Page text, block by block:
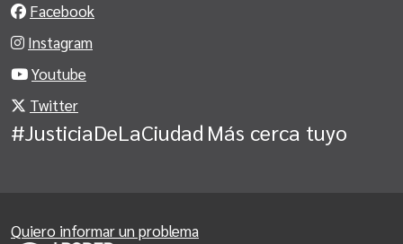
Facebook
Instagram
Youtube
Twitter
#JusticiaDeLaCiudad Más cerca tuyo
Quiero informar un problema